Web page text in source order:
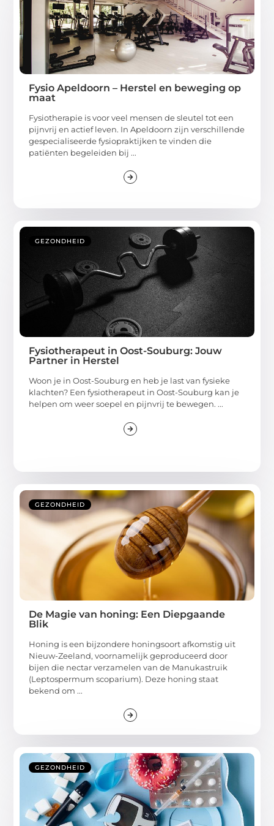
Fysio Apeldoorn – Herstel en beweging op
maat
Fysiotherapie is voor veel mensen de sleutel tot een
pijnvrij en actief leven. In Apeldoorn zijn verschillende
gespecialiseerde fysiopraktijken te vinden die
patiënten begeleiden bij ...
GEZONDHEID
Fysiotherapeut in Oost-Souburg: Jouw
Partner in Herstel
Woon je in Oost-Souburg en heb je last van fysieke
klachten? Een fysiotherapeut in Oost-Souburg kan je
helpen om weer soepel en pijnvrij te bewegen. ...
GEZONDHEID
De Magie van honing: Een Diepgaande
Blik
Honing is een bijzondere honingsoort afkomstig uit
Nieuw-Zeeland, voornamelijk geproduceerd door
bijen die nectar verzamelen van de Manukastruik
(Leptospermum scoparium). Deze honing staat
bekend om ...
GEZONDHEID